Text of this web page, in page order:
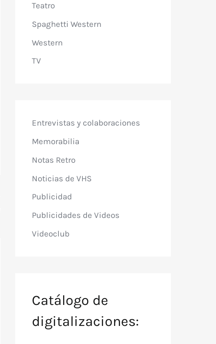
Teatro
Spaghetti Western
Western
TV
Entrevistas y colaboraciones
Memorabilia
Notas Retro
Noticias de VHS
Publicidad
Publicidades de Videos
Videoclub
Catálogo de
digitalizaciones: